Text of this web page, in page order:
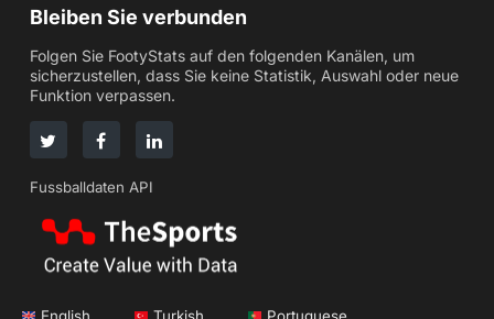
Bleiben Sie verbunden
Folgen Sie FootyStats auf den folgenden Kanälen, um
sicherzustellen, dass Sie keine Statistik, Auswahl oder neue
Funktion verpassen.
Fussballdaten API